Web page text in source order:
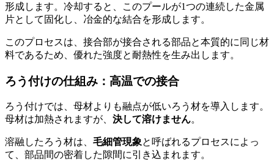
形成します。冷却すると、このプールが1つの連続した金属
片として固化し、冶金的な結合を形成します。
このプロセスは、接合部が接合される部品と本質的に同じ材
料であるため、優れた強度と耐熱性を生み出します。
ろう付けの仕組み：高温での接合
ろう付けでは、母材よりも融点が低いろう材を導入します。
母材は加熱されますが、 決して溶けません。
溶融したろう材は、 毛細管現象と呼ばれるプロセスによっ
て、部品間の密着した隙間に引き込まれます。